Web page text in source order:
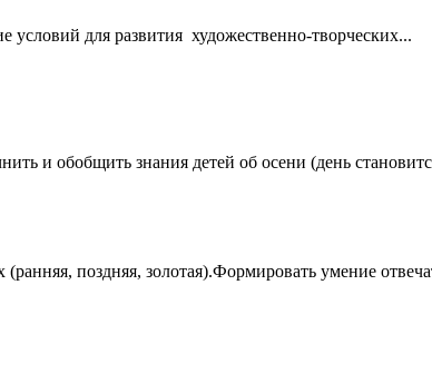
условий для развития художественно-творческих...
и обобщить знания детей об осени (день
поздняя, золотая).Формировать умение